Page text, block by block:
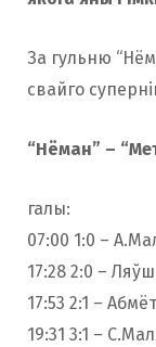
За гульню
свайго
“Нёман” –
галы:
07:00 1:0 –
17:28 2:0 –
17:53 2:1 –
19:31 3:1 –